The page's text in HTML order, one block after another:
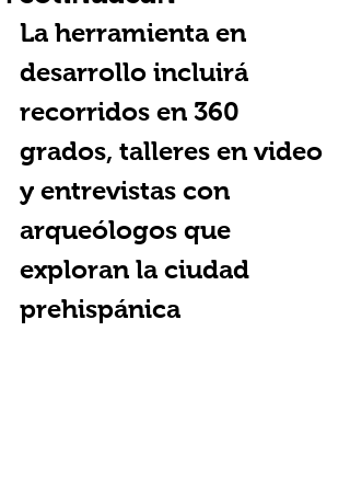
La herramienta en
desarrollo incluirá
recorridos en 360
grados, talleres en video
y entrevistas con
arqueólogos que
exploran la ciudad
prehispánica